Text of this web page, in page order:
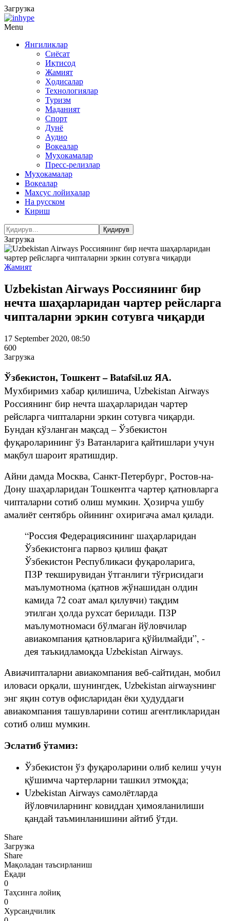
Загрузка
Menu
Янгиликлар
Сиёсат
Иқтисод
Жамият
Ҳодисалар
Технологиялар
Туризм
Маданият
Спорт
Дунё
Аудио
Воқеалар
Муҳокамалар
Пресс-релизлар
Муҳокамалар
Воқеалар
Махсус лойиҳалар
На русском
Кириш
Загрузка
Жамият
Uzbekistan Airways Россиянинг бир
нечта шаҳарларидан чартер рейсларга
чипталарни эркин сотувга чиқарди
17 September 2020, 08:50
600
Загрузка
Ўзбекистон, Тошкент – Batafsil.uz ЯА.
Мухбиримиз хабар қилишича, Uzbekistan Airways
Россиянинг бир нечта шаҳарларидан чартер
рейсларга чипталарни эркин сотувга чиқарди.
Бундан кўзланган мақсад – Ўзбекистон
фуқароларининг ўз Ватанларига қайтишлари учун
мақбул шароит яратишдир.
Айни дамда Москва, Санкт-Петербург, Ростов-на-
Дону шаҳарларидан Тошкентга чартер қатновларга
чипталарни сотиб олиш мумкин. Ҳозирча ушбу
амалиёт сентябрь ойининг охиригача амал қилади.
“Россия Федерациясининг шаҳарларидан
Ўзбекистонга парвоз қилиш фақат
Ўзбекистон Республикаси фуқароларига,
ПЗР текширувидан ўтганлиги тўғрисидаги
маълумотнома (қатнов жўнашидан олдин
камида 72 соат амал қилувчи) тақдим
этилган ҳолда рухсат берилади. ПЗР
маълумотномаси бўлмаган йўловчилар
авиакомпания қатновларига қўйилмайди”, -
дея таъкидламоқда Uzbekistan Airways.
Авиачипталарни авиакомпания веб-сайтидан, мобил
иловаси орқали, шунингдек, Uzbekistan airwaysнинг
энг яқин сотув офисларидан ёки ҳудуддаги
авиакомпания ташувларини сотиш агентликларидан
сотиб олиш мумкин.
Эслатиб ўтамиз:
Ўзбекистон ўз фуқароларини олиб келиш учун
қўшимча чартерларни ташкил этмоқда;
Uzbekistan Airways самолётларда
йўловчиларнинг ковиддан ҳимояланилиши
қандай таъминланишини айтиб ўтди.
Share
Загрузка
Share
Мақоладан таъсирланиш
Ёқади
0
Таҳсинга лойиқ
0
Хурсандчилик